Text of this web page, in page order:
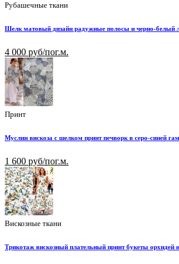
Рубашечные ткани
Шелк матовый дизайн радужные полосы и черно-белый
4 000 руб/пог.м.
Принт
Муслин вискоза с шелком принт печворк в серо-синей
1 600 руб/пог.м.
Вискозные ткани
Трикотаж вискозный плательный принт букеты орхидей